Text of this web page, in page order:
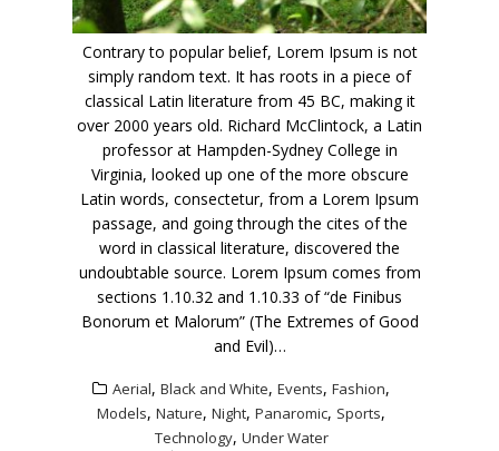
Contrary to popular belief, Lorem Ipsum is not
simply random text. It has roots in a piece of
classical Latin literature from 45 BC, making it
over 2000 years old. Richard McClintock, a Latin
professor at Hampden-Sydney College in
Virginia, looked up one of the more obscure
Latin words, consectetur, from a Lorem Ipsum
passage, and going through the cites of the
word in classical literature, discovered the
undoubtable source. Lorem Ipsum comes from
sections 1.10.32 and 1.10.33 of “de Finibus
Bonorum et Malorum” (The Extremes of Good
and Evil)…
Aerial, Black and White, Events, Fashion,
Models, Nature, Night, Panaromic, Sports,
Technology, Under Water